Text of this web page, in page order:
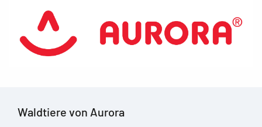
Waldtiere von Aurora